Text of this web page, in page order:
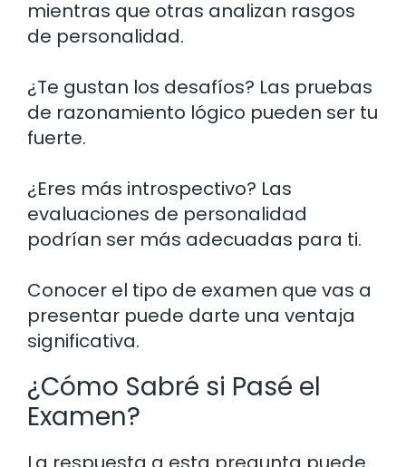
mientras que otras analizan rasgos
de personalidad.
¿Te gustan los desafíos? Las pruebas
de razonamiento lógico pueden ser tu
fuerte.
¿Eres más introspectivo? Las
evaluaciones de personalidad
podrían ser más adecuadas para ti.
Conocer el tipo de examen que vas a
presentar puede darte una ventaja
significativa.
¿Cómo Sabré si Pasé el
Examen?